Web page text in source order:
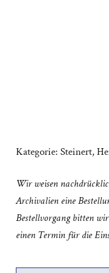
Kategorie: Steinert,
Wir weisen
Archivalien eine
Bestellvorgang bitten
einen Termin für die